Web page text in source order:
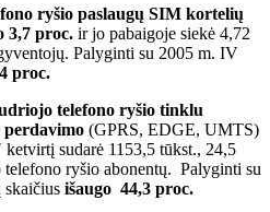
ryšio paslaugų SIM kortelių
3,7 proc. ir jo pabaigoje siekė 4,72
Palyginti su 2005 m. IV
proc.
telefono ryšio tinklu
perdavimo (GPRS, EDGE, UMTS)
sudarė 1153,5 tūkst., 24,5
ryšio abonentų. Palyginti su
skaičius išaugo 44,3 proc.